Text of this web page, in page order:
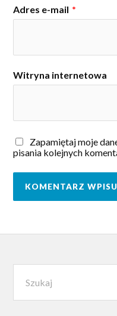
Adres e-mail *
Witryna internetowa
Zapamiętaj moje
pisania kolejnych